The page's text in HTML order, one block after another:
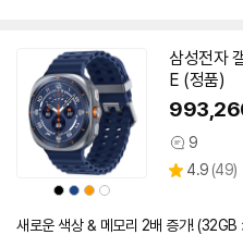
상
품
상
상
품
상
상
품
상
상
품
상
삼성전자
E (정품)
상
품
9
별
4.9 (상
리
49)
새로운 색상 & 메모리 2배 증가!